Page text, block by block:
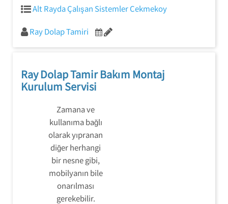
Alt Rayda Çalışan Sistemler Cekmekoy
Ray Dolap Tamiri
Ray Dolap Tamir Bakım Montaj
Kurulum Servisi
Zamana ve
kullanıma bağlı
olarak yıpranan
diğer herhangi
bir nesne gibi,
mobilyanın bile
onarılması
gerekebilir.